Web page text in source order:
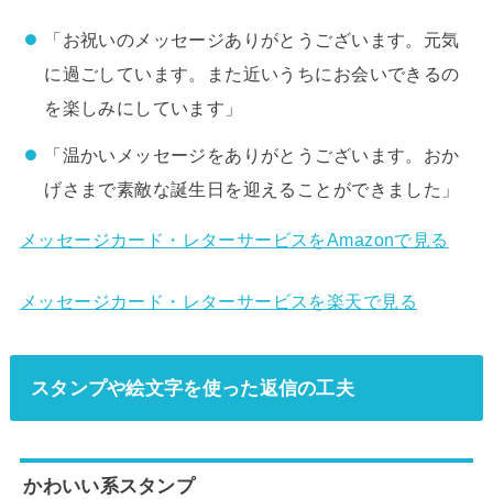
「お祝いのメッセージありがとうございます。元気
に過ごしています。また近いうちにお会いできるの
を楽しみにしています」
「温かいメッセージをありがとうございます。おか
げさまで素敵な誕生日を迎えることができました」
メッセージカード・レターサービスをAmazonで見る
メッセージカード・レターサービスを楽天で見る
スタンプや絵文字を使った返信の工夫
かわいい系スタンプ